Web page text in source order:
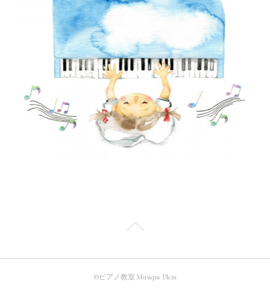
©️ピアノ教室 Musique Plein